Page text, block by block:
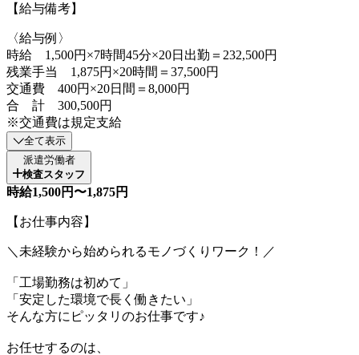
【給与備考】
〈給与例〉
時給 1,500円×7時間45分×20日出勤＝232,500円
残業手当 1,875円×20時間＝37,500円
交通費 400円×20日間＝8,000円
合 計 300,500円
※交通費は規定支給
全て表示
派遣労働者
検査スタッフ
時給1,500円〜1,875円
【お仕事内容】
＼未経験から始められるモノづくりワーク！／
「工場勤務は初めて」
「安定した環境で長く働きたい」
そんな方にピッタリのお仕事です♪
お任せするのは、